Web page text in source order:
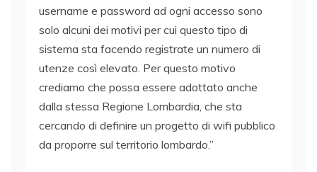
username e password ad ogni accesso sono
solo alcuni dei motivi per cui questo tipo di
sistema sta facendo registrate un numero di
utenze così elevato. Per questo motivo
crediamo che possa essere adottato anche
dalla stessa Regione Lombardia, che sta
cercando di definire un progetto di wifi pubblico
da proporre sul territorio lombardo.”